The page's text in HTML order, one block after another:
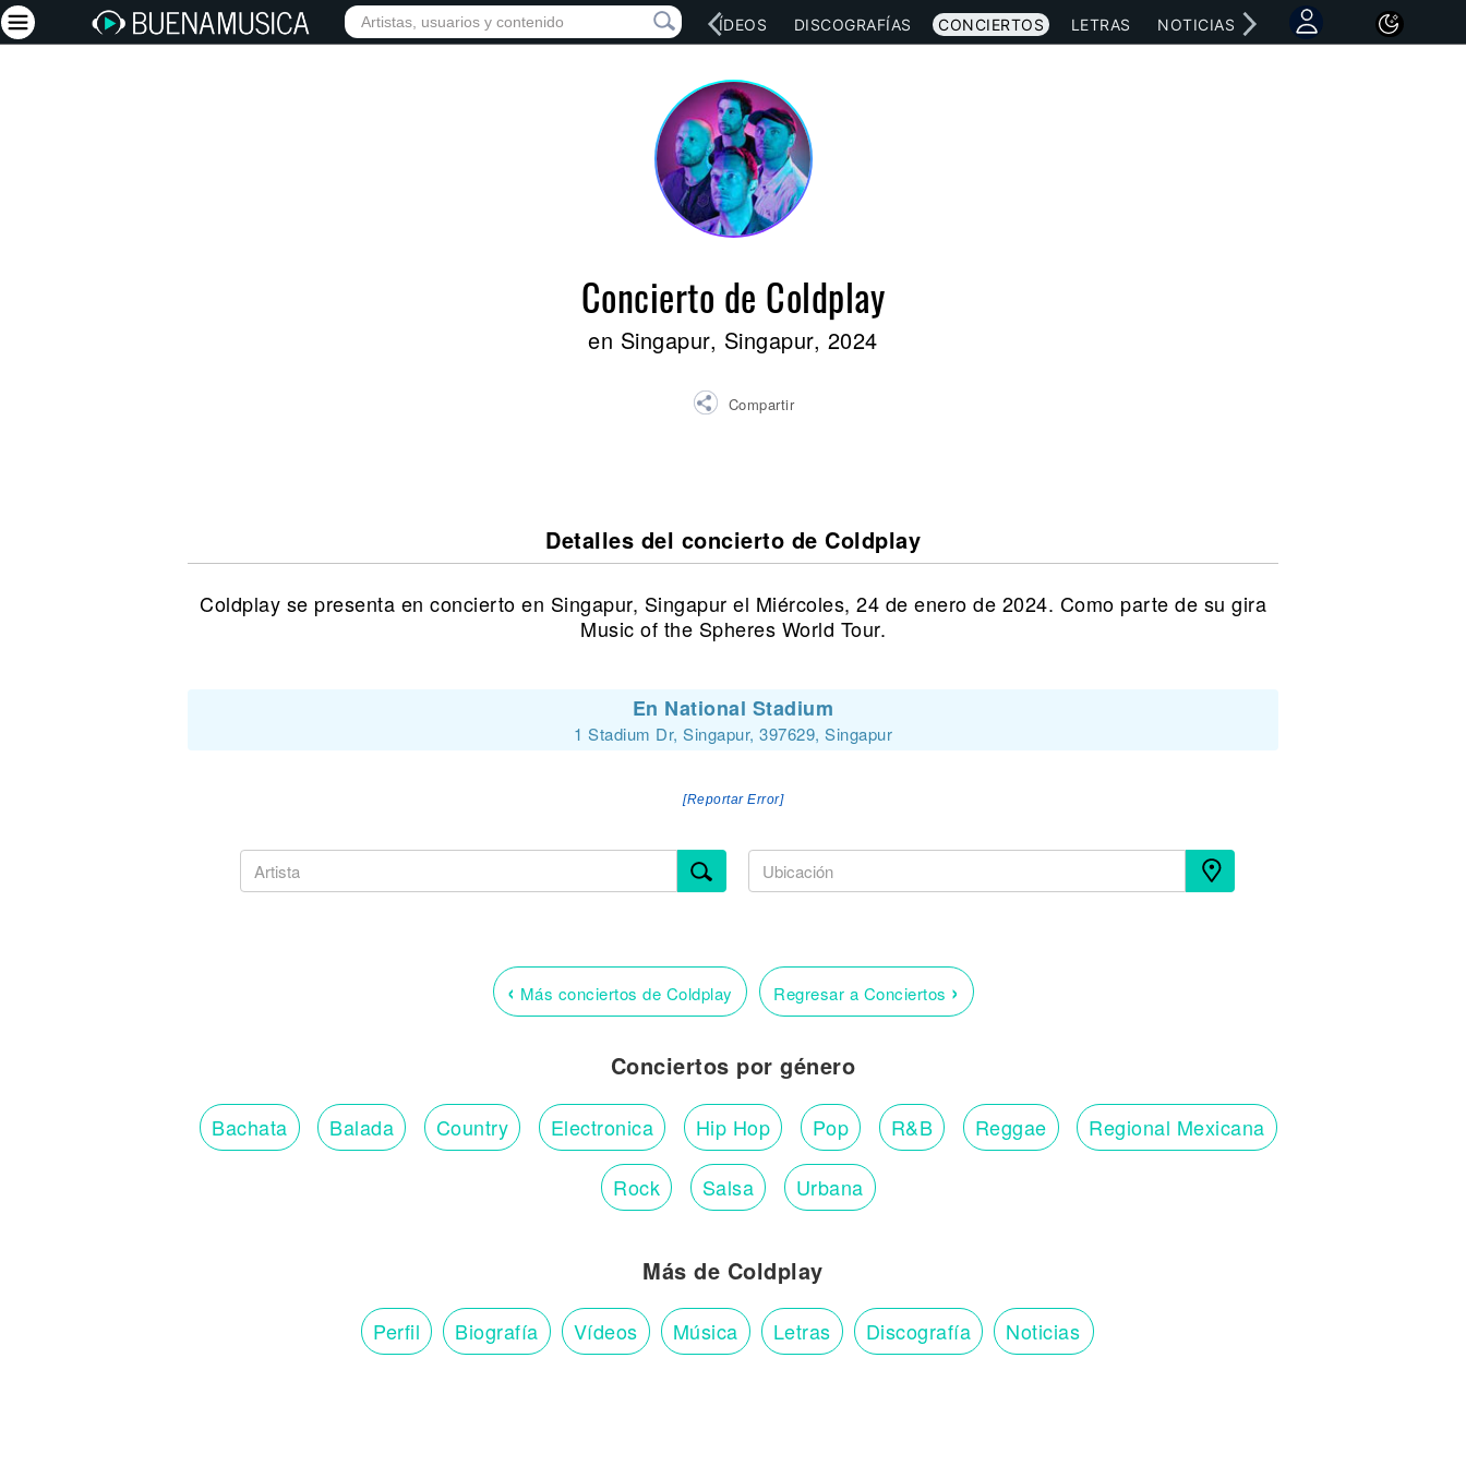
INICIO ARTISTAS RED SOCIAL MÚSICA VÍDEOS DISCOGRAFÍAS CONCIERTOS LETRAS NOTICIAS
Concierto de Coldplay
en Singapur, Singapur, 2024
Compartir
Detalles del concierto de Coldplay
Coldplay se presenta en concierto en Singapur, Singapur el Miércoles, 24 de enero de 2024. Como parte de su gira
Music of the Spheres World Tour.
En National Stadium
1 Stadium Dr, Singapur, 397629, Singapur
[Reportar Error]
‹ Más conciertos de Coldplay Regresar a Conciertos ›
Conciertos por género
Bachata Balada Country Electronica Hip Hop Pop R&B Reggae Regional Mexicana
Rock Salsa Urbana
Más de Coldplay
Perfil Biografía Vídeos Música Letras Discografía Noticias